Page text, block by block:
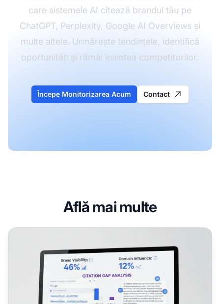
care sistemele AI citează brandul tău pe
ChatGPT, Perplexity, Google AI Overviews și
multe altele. Urmărește tendințele, identifică
oportunități și rămâi înaintea competitorilor.
Începe Monitorizarea Acum Contact
Află mai multe
Conținutul competitorilor care obține citări AI: Analiza